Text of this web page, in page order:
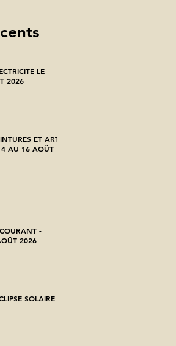
LE
2026
ET ARTS
AU 16 AOÛT
-
2026
SOLAIRE